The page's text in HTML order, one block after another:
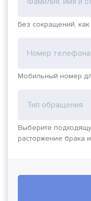
Без сокращений, как
Номер телефона
Мобильный номер
Тип обращения
Выберите
расторжение брака